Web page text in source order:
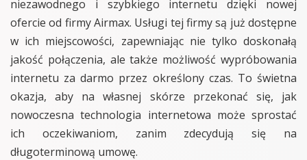
niezawodnego i szybkiego internetu dzięki nowej
ofercie od firmy Airmax. Usługi tej firmy są już dostępne
w ich miejscowości, zapewniając nie tylko doskonałą
jakość połączenia, ale także możliwość wypróbowania
internetu za darmo przez określony czas. To świetna
okazja, aby na własnej skórze przekonać się, jak
nowoczesna technologia internetowa może sprostać
ich oczekiwaniom, zanim zdecydują się na
długoterminową umowę.